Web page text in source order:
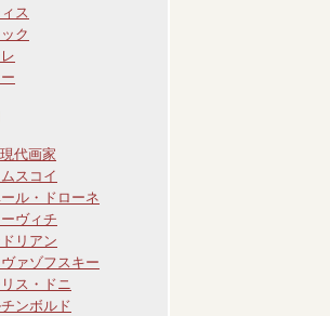
ス
ク
現代画家
スコイ
ル・ドローネ
ヴィチ
リアン
ァゾフスキー
ス・ドニ
ンボルド